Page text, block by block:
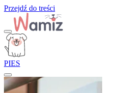
Przejdź do treści
PIES